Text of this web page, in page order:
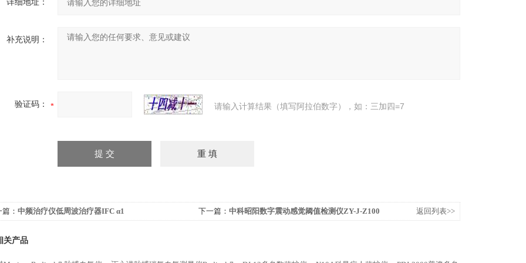
详细地址：
补充说明：
验证码： 请输入计算结果（填写阿拉伯数字），如：三加四=7
： 中频治疗仪低周波治疗器IFC α1 下一篇： 中科昭阳数字震动感觉阈值检测仪ZY-J-Z100 返回列表>>
关产品